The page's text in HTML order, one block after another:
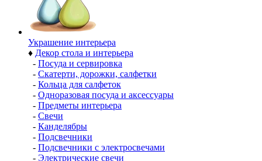
Украшение интерьера
♦ Декор стола и интерьера
- Посуда и сервировка
- Скатерти, дорожки, салфетки
- Кольца для салфеток
- Одноразовая посуда и аксессуары
- Предметы интерьера
- Свечи
- Канделябры
- Подсвечники
- Подсвечники с электросвечами
- Электрические свечи